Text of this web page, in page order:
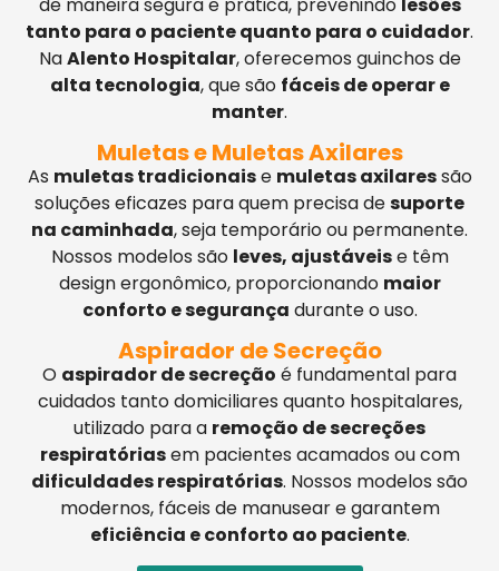
tanto para o paciente quanto para o cuidador.
NaAlento Hospitalar, oferecemos guinchos de
alta tecnologia, que são fáceis de operar e
manter.
Muletas e Muletas Axilares
As muletas tradicionaise muletas axilaressão
soluções eficazes para quem precisa desuporte
na caminhada, seja temporário ou permanente.
Nossos modelos são leves, ajustáveise têm
design ergonômico, proporcionando maior
conforto e segurança durante o uso.
Aspirador de Secreção
O aspirador de secreção é fundamental para
cuidados tanto domiciliares quanto hospitalares,
utilizado para a remoção de secreções
respiratóriasem pacientes acamados ou com
dificuldades respiratórias. Nossos modelos são
modernos, fáceis de manusear e garantem
eficiência e conforto ao paciente.